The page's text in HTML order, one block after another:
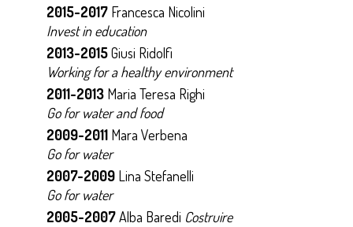
2015-2017 Francesca Nicolini
Invest in education
2013-2015Giusi Ridolfi
Working for a healthy environment
2011-2013 Maria Teresa Righi
Go for water and food
2009-2011 Mara Verbena
Go for water
2007-2009 Lina Stefanelli
Go for water
2005-2007Alba Baredi Costruire